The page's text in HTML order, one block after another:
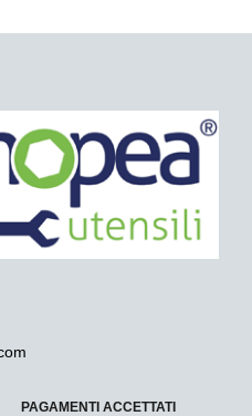
PAGAMENTI ACCETTATI